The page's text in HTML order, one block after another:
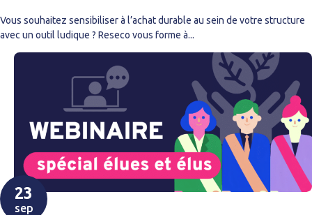
Vous souhaitez sensibiliser à l’achat durable au sein de votre structure
avec un outil ludique ? Reseco vous forme à...
23
sep